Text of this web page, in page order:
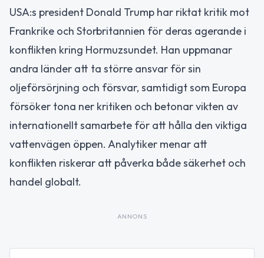
USA:s president Donald Trump har riktat kritik mot
Frankrike och Storbritannien för deras agerande i
konflikten kring Hormuzsundet. Han uppmanar
andra länder att ta större ansvar för sin
oljeförsörjning och försvar, samtidigt som Europa
försöker tona ner kritiken och betonar vikten av
internationellt samarbete för att hålla den viktiga
vattenvägen öppen. Analytiker menar att
konflikten riskerar att påverka både säkerhet och
handel globalt.
ANNONS